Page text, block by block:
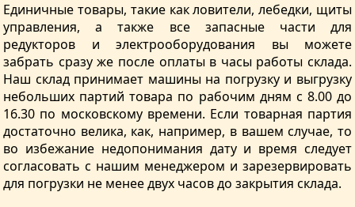
Единичные товары, такие как ловители, лебедки, щиты
управления, а также все запасные части для
редукторов и электрооборудования вы можете
забрать сразу же после оплаты в часы работы склада.
Наш склад принимает машины на погрузку и выгрузку
небольших партий товара по рабочим дням с 8.00 до
16.30 по московскому времени. Если товарная партия
достаточно велика, как, например, в вашем случае, то
во избежание недопонимания дату и время следует
согласовать с нашим менеджером и зарезервировать
для погрузки не менее двух часов до закрытия склада.